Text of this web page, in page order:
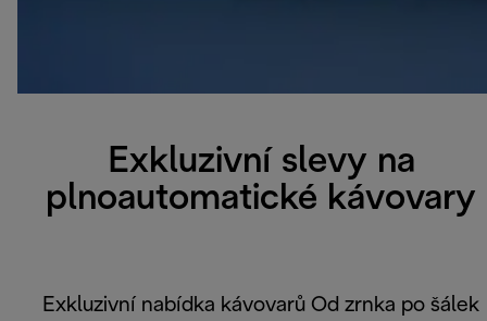
Exkluzivní slevy na
plnoautomatické kávovary
Exkluzivní nabídka kávovarů Od zrnka po šálek